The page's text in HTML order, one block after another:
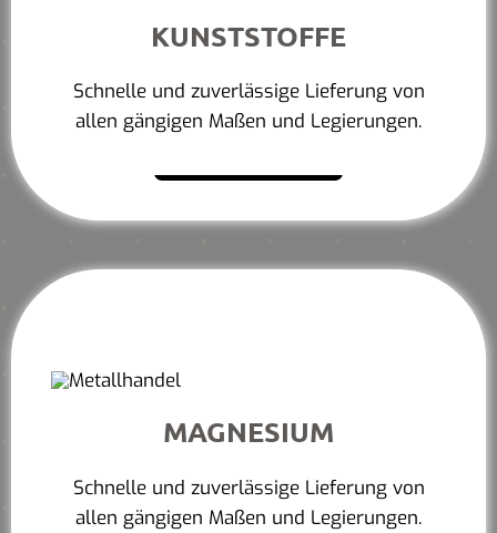
KUNSTSTOFFE
Schnelle und zuverlässige Lieferung von
allen gängigen Maßen und Legierungen.
MAGNESIUM
Schnelle und zuverlässige Lieferung von
allen gängigen Maßen und Legierungen.